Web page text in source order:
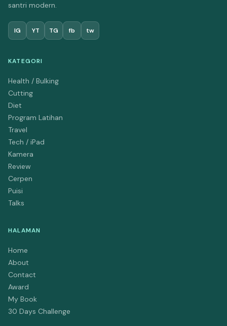
santri modern.
IG YT TG fb tw
KATEGORI
Health / Bulking
Cutting
Diet
Program Latihan
Travel
Tech / iPad
Kamera
Review
Cerpen
Puisi
Talks
HALAMAN
Home
About
Contact
Award
My Book
30 Days Challenge